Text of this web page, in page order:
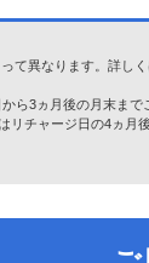
て異なります。詳し
ら3ヵ月後の月末まで
チャージ日の4ヵ月